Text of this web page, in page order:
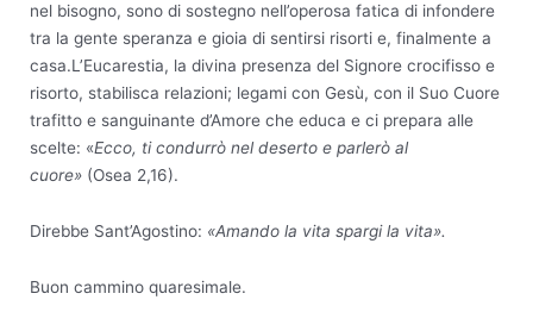
nel bisogno, sono di sostegno nell’operosa fatica di infondere
tra la gente speranza e gioia di sentirsi risorti e, finalmente a
casa.L’Eucarestia, la divina presenza del Signore crocifisso e
risorto, stabilisca relazioni; legami con Gesù, con il Suo Cuore
trafitto e sanguinante d’Amore che educa e ci prepara alle
scelte: «Ecco, ti condurrò nel deserto e parlerò al
cuore» (Osea 2,16).
Direbbe Sant’Agostino: «Amando la vita spargi la vita».
Buon cammino quaresimale.